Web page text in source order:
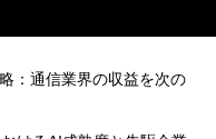
：通信業界の収益を次の